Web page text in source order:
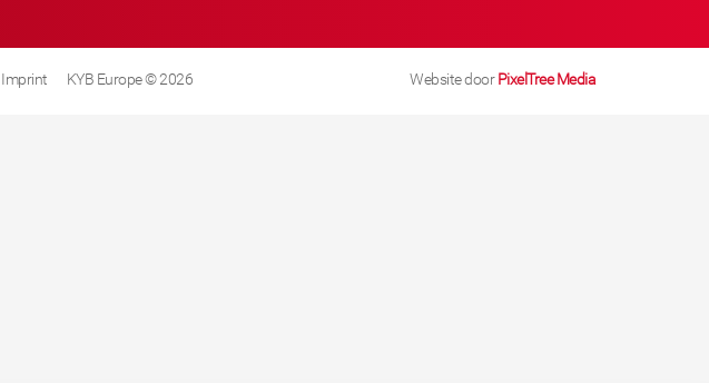
Imprint KYB Europe © 2026 Website doorPixelTree Media